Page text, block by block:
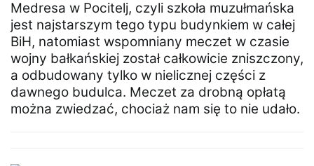
Medresa w Pocitelj, czyli szkoła muzułmańska
jest najstarszym tego typu budynkiem w całej
BiH, natomiast wspomniany meczet w czasie
wojny bałkańskiej został całkowicie zniszczony,
a odbudowany tylko w nielicznej części z
dawnego budulca. Meczet za drobną opłatą
można zwiedzać, chociaż nam się to nie udało.